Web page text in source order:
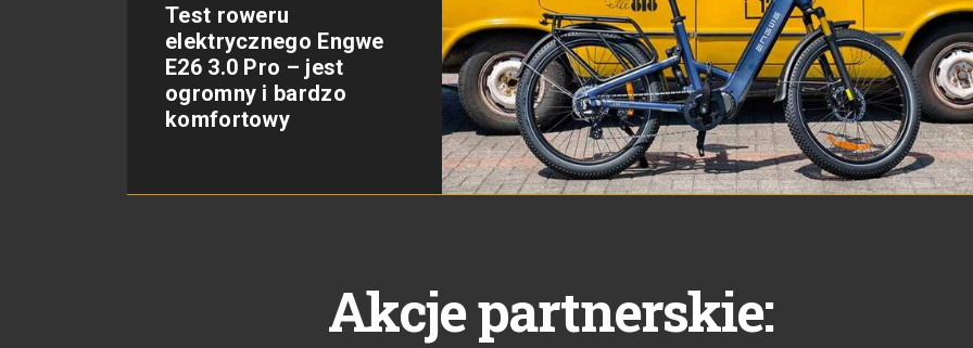
Test roweru
elektrycznego Engwe
E26 3.0 Pro – jest
ogromny i bardzo
komfortowy
Akcje partnerskie: